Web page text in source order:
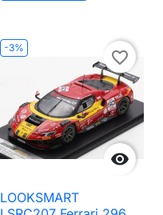
-3%

favorite_border
LOOKSMART